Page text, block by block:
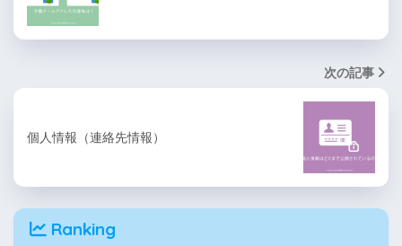
次の記事
個人情報（連絡先情報）
Ranking